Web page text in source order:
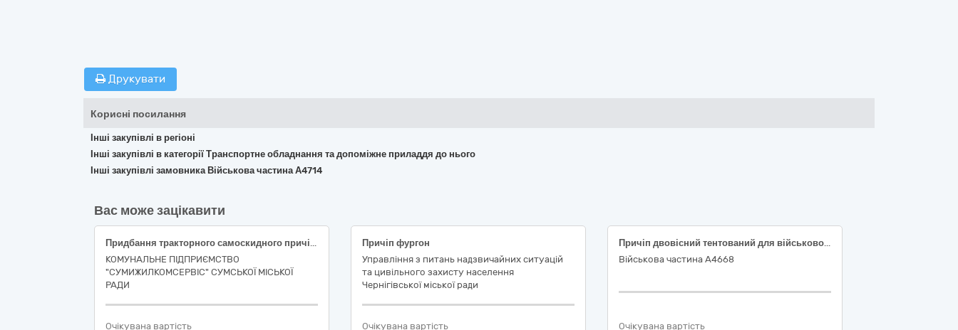
Друкувати
Корисні посилання
Інші закупівлі в регіоні
Інші закупівлі в категорії Транспортне обладнання та допоміжне приладдя до нього
Інші закупівлі замовника Військова частина А4714
Вас може зацікавити
Придбання тракторного самоскидного причіпу
КОМУНАЛЬНЕ ПІДПРИЄМСТВО
"СУМИЖИЛКОМСЕРВІС" СУМСЬКОЇ МІСЬКОЇ
РАДИ
Очікувана вартість
Причіп фургон
Управління з питань надзвичайних ситуацій
та цивільного захисту населення
Чернігівської міської ради
Очікувана вартість
Причіп двовісний тентований для військової автомобільної техніки спеціального призначення
Військова частина А4668
Очікувана вартість